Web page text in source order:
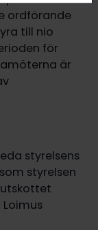
ordförande
till nio
för
är
styrelsens
styrelsen